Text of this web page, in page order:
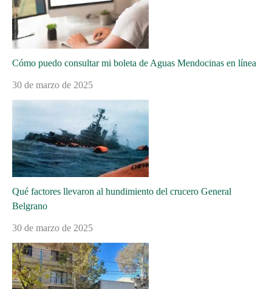
Cómo puedo consultar mi boleta de Aguas Mendocinas en línea
30 de marzo de 2025
Qué factores llevaron al hundimiento del crucero General
Belgrano
30 de marzo de 2025